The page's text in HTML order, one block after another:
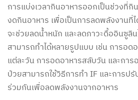
การแบ่งเวลากินอาหารออกเป็นช่วงที่กิ
งดกินอาหาร เพื่อเป็นการลดพลังงานที่
จะช่วยลดน้ำหนัก และลดภาวะดื้ออินซูลิ
สามารถทำได้หลายรูปแบบ เช่น การอดอ
แต่ละวัน การอดอาหารสลับวัน และกา
ป่วยสามารถใช้วิธีการทำ IF และการป
ร่วมกันเพื่อลดพลังงานจากอาหาร